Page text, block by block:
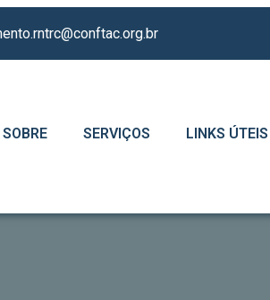
SOBRE SERVIÇOS LINKS ÚTEIS